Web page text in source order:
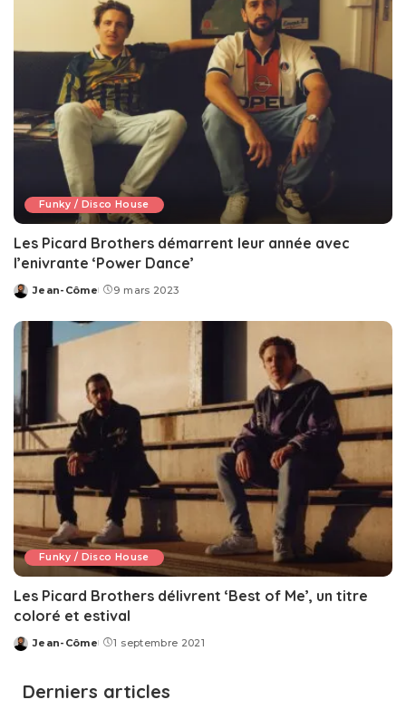
Funky / Disco House
Les Picard Brothers démarrent leur année avec
l’enivrante ‘Power Dance’
Posted
Jean-Côme 9 mars 2023
Funky / Disco House
Les Picard Brothers délivrent ‘Best of Me’, un titre
coloré et estival
Posted
Jean-Côme 1 septembre 2021
Derniers articles